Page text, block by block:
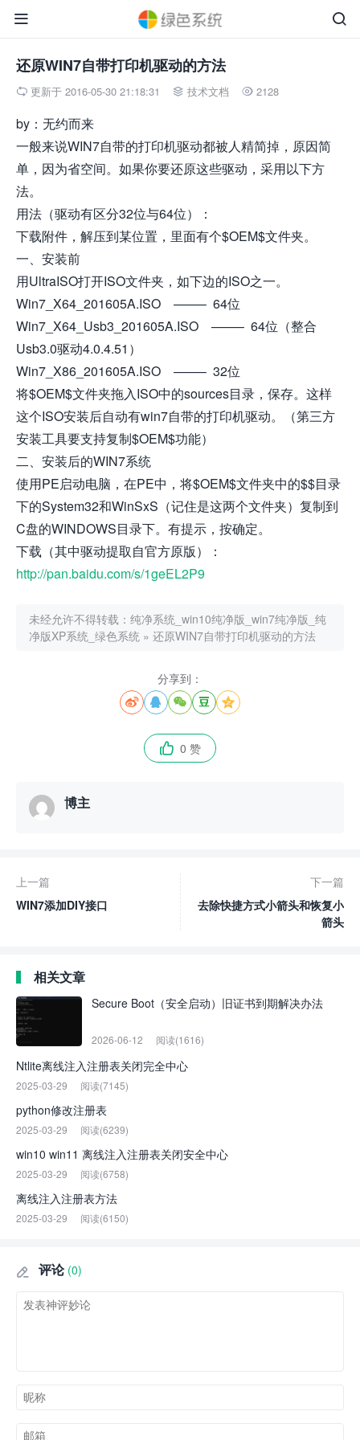


还原WIN7自带打印机驱动的方法
 更新于 2016-05-30 21:18:31  技术文档  2128
by：无约而来
一般来说WIN7自带的打印机驱动都被人精简掉，原因简
单，因为省空间。如果你要还原这些驱动，采用以下方
法。
用法（驱动有区分32位与64位）：
下载附件，解压到某位置，里面有个$OEM$文件夹。
一、安装前
用UltraISO打开ISO文件夹，如下边的ISO之一。
Win7_X64_201605A.ISO ——– 64位
Win7_X64_Usb3_201605A.ISO ——– 64位（整合
Usb3.0驱动4.0.4.51）
Win7_X86_201605A.ISO ——– 32位
将$OEM$文件夹拖入ISO中的sources目录，保存。这样
这个ISO安装后自动有win7自带的打印机驱动。（第三方
安装工具要支持复制$OEM$功能）
二、安装后的WIN7系统
使用PE启动电脑，在PE中，将$OEM$文件夹中的$$目录
下的System32和WinSxS（记住是这两个文件夹）复制到
C盘的WINDOWS目录下。有提示，按确定。
下载（其中驱动提取自官方原版）：
http://pan.baidu.com/s/1geEL2P9
未经允许不得转载： 纯净系统_win10纯净版_win7纯净版_纯
净版XP系统_绿色系统 » 还原WIN7自带打印机驱动的方法
分享到：
    
 0 赞
博主
上一篇
WIN7添加DIY接口
下一篇
去除快捷方式小箭头和恢复小
箭头
相关文章
Secure Boot（安全启动）旧证书到期解决办法
2026-06-12 阅读(1616)
Ntlite离线注入注册表关闭完全中心
2025-03-29 阅读(7145)
python修改注册表
2025-03-29 阅读(6239)
win10 win11 离线注入注册表关闭安全中心
2025-03-29 阅读(6758)
离线注入注册表方法
2025-03-29 阅读(6150)
 评论 (0)